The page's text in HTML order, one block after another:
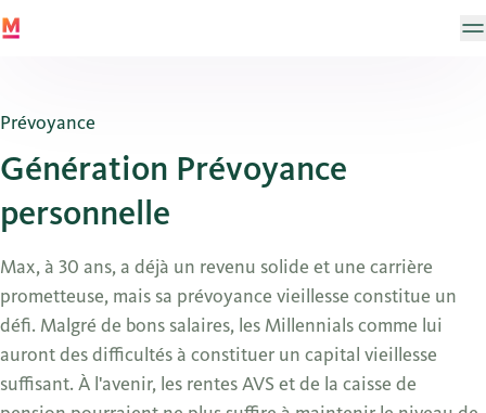
Prévoyance
Génération Prévoyance
personnelle
Max, à 30 ans, a déjà un revenu solide et une carrière
prometteuse, mais sa prévoyance vieillesse constitue un
défi. Malgré de bons salaires, les Millennials comme lui
auront des difficultés à constituer un capital vieillesse
suffisant. À l'avenir, les rentes AVS et de la caisse de